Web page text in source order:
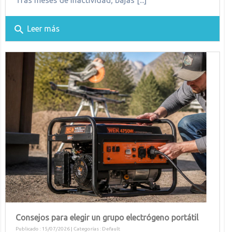
search Leer más
Consejos para elegir un grupo electrógeno portátil
Publicado : 15/07/2026 | Categorías : Default